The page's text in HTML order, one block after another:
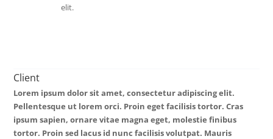
elit.
Client
Lorem ipsum dolor sit amet, consectetur adipiscing elit.
Pellentesque ut lorem orci. Proin eget facilisis tortor. Cras
ipsum sapien, ornare vitae magna eget, molestie finibus
tortor. Proin sed lacus id nunc facilisis volutpat. Mauris